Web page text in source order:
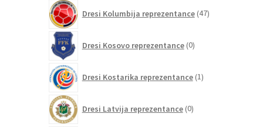
Dresi Kolumbija reprezentance 47izdelkov
Dresi Kosovo reprezentance 0izdelkov
Dresi Kostarika reprezentance 1izdelek
Dresi Latvija reprezentance 0izdelkov